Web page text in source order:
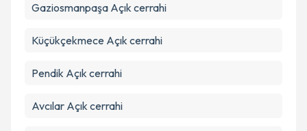
Gaziosmanpaşa Açık cerrahi
Küçükçekmece Açık cerrahi
Pendik Açık cerrahi
Avcılar Açık cerrahi